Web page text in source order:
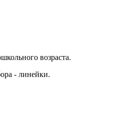
возраста.
- линейки.